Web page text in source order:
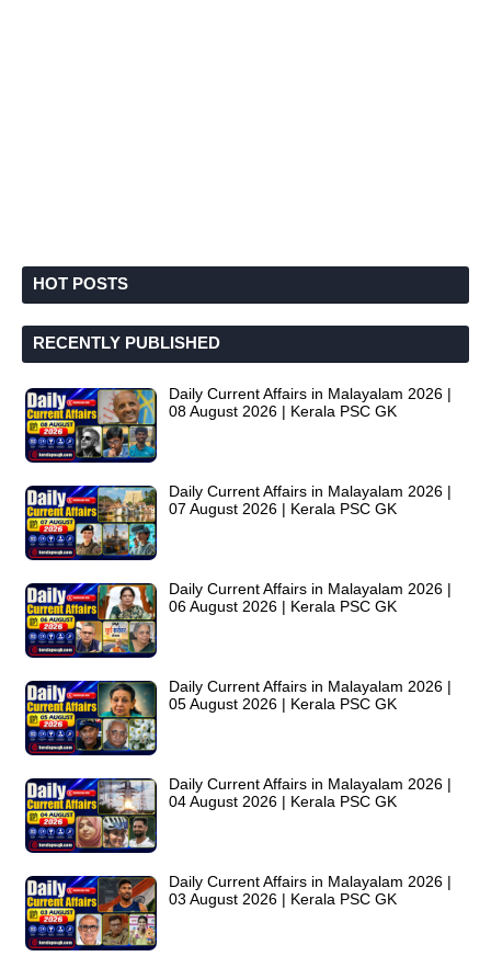
HOT POSTS
RECENTLY PUBLISHED
Daily Current Affairs in Malayalam 2026 |
08 August 2026 | Kerala PSC GK
Daily Current Affairs in Malayalam 2026 |
07 August 2026 | Kerala PSC GK
Daily Current Affairs in Malayalam 2026 |
06 August 2026 | Kerala PSC GK
Daily Current Affairs in Malayalam 2026 |
05 August 2026 | Kerala PSC GK
Daily Current Affairs in Malayalam 2026 |
04 August 2026 | Kerala PSC GK
Daily Current Affairs in Malayalam 2026 |
03 August 2026 | Kerala PSC GK